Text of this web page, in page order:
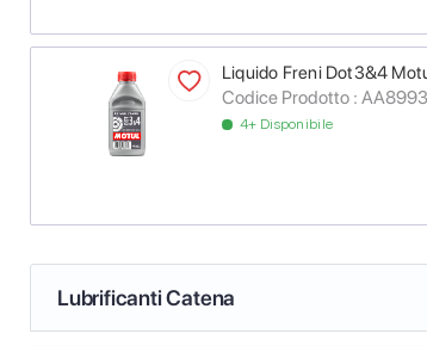
Liquido Freni Dot3&4
Codice Prodotto : AA8993
4+ Disponibile
Lubrificanti Catena